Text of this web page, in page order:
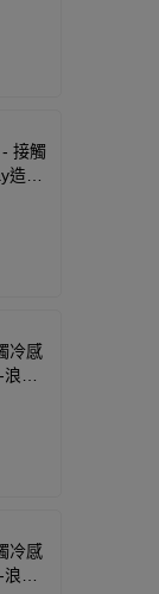
接觸
型
冷感
漫
冷感
漫